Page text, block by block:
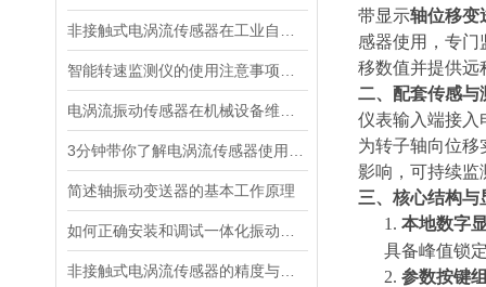
简述轴振动变送器的基本工作原理
带显示轴位移变
感器使用，专
移数值并提供远
二、配套传感与
仪表输入端接入
为转子轴向位
影响，可持续监
三、核心结构与
1. 本地数字
具备峰值锁
2. 参数按键